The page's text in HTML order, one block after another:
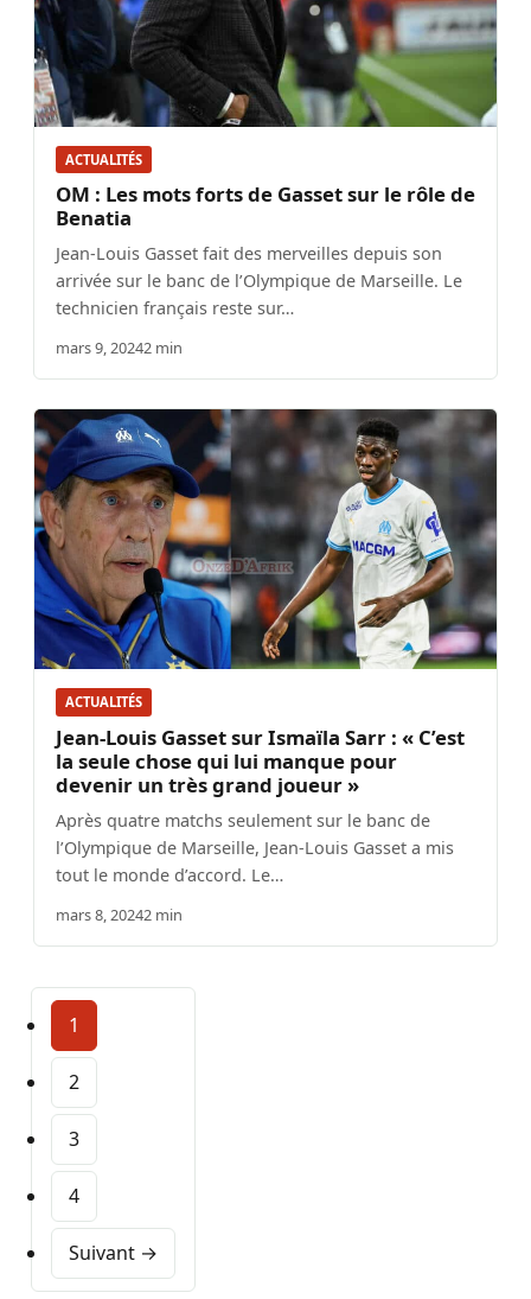
ACTUALITÉS
OM : Les mots forts de Gasset sur le rôle de
Benatia
Jean-Louis Gasset fait des merveilles depuis son
arrivée sur le banc de l’Olympique de Marseille. Le
technicien français reste sur…
mars 9, 20242 min
ACTUALITÉS
Jean-Louis Gasset sur Ismaïla Sarr : « C’est
la seule chose qui lui manque pour
devenir un très grand joueur »
Après quatre matchs seulement sur le banc de
l’Olympique de Marseille, Jean-Louis Gasset a mis
tout le monde d’accord. Le…
mars 8, 20242 min
1
2
3
4
Suivant →